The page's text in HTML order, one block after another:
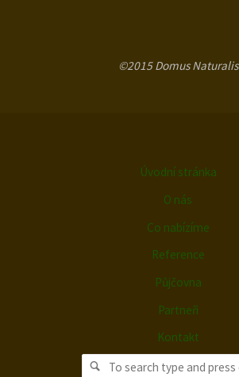
©2015 Domus Naturalis
Úvodní stránka
O nás
Co nabízíme
Reference
Půjčovna
Partneři
Kontakt
Search